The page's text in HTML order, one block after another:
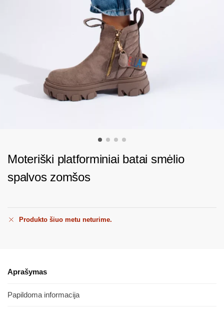
Moteriški platforminiai batai smėlio
spalvos zomšos
Produkto šiuo metu neturime.
Aprašymas
Papildoma informacija